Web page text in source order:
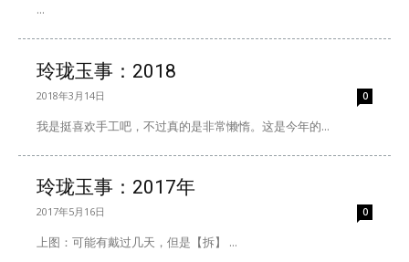
...
玲珑玉事：2018
2018年3月14日 0
我是挺喜欢手工吧，不过真的是非常懒惰。这是今年的...
玲珑玉事：2017年
2017年5月16日 0
上图：可能有戴过几天，但是【拆】 ...